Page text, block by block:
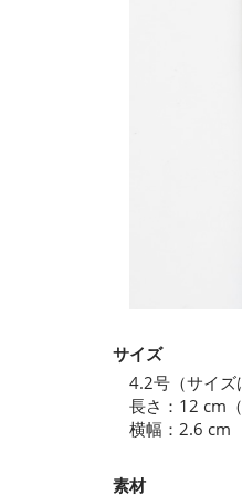
サイズ
4.2号（サイズ
長さ：12 cm
横幅：2.6 cm
素材